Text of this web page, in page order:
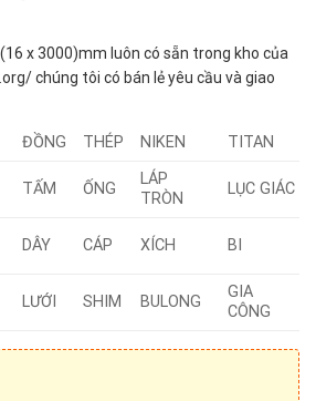
x 3000)mm luôn có sẵn trong kho của
chúng tôi có bán lẻ yêu cầu và giao
ĐỒNG THÉP NIKEN TITAN
TẤM ỐNG
LÁP
TRÒN
LỤC GIÁC
DÂY CÁP XÍCH BI
LƯỚI SHIM BULONG
GIA
CÔNG